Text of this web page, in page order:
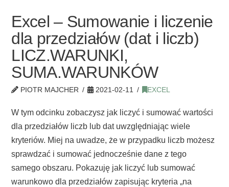
Excel – Sumowanie i liczenie
dla przedziałów (dat i liczb)
LICZ.WARUNKI,
SUMA.WARUNKÓW
PIOTR MAJCHER 2021-02-11 EXCEL
W tym odcinku zobaczysz jak liczyć i sumować wartości
dla przedziałów liczb lub dat uwzględniając wiele
kryteriów. Miej na uwadze, że w przypadku liczb możesz
sprawdzać i sumować jednocześnie dane z tego
samego obszaru. Pokazuję jak liczyć lub sumować
warunkowo dla przedziałów zapisując kryteria „na